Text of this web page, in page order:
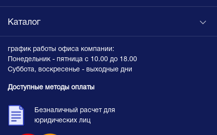
Каталог
график работы офиса компании:
Понедельник - пятница с 10.00 до 18.00
Суббота, воскресенье - выходные дни
Доступные методы оплаты
Безналичный расчет для
юридических лиц